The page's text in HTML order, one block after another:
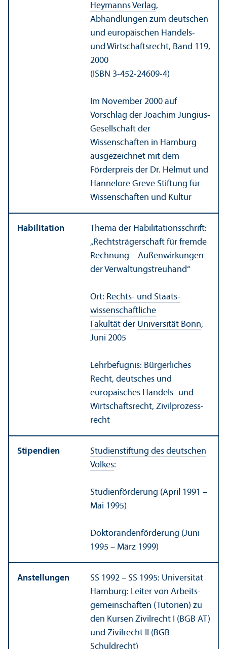
Heymanns Verlag,
Abhandlungen zum deutschen
und europäischen Handels-
und Wirtschafts­recht, Band 119,
2000
(ISBN 3-452-24609-4)
Im November 2000 auf
Vorschlag der Joachim Jungius-
Gesellschaft der
Wissenschaften in Hamburg
ausgezeichnet mit dem
Förderpreis der Dr. Helmut und
Hannelore Greve Stiftung für
Wissenschaften und Kultur
Habilitation
Thema der Habilitations­schrift:
„Rechts­trägerschaft für fremde
Rechnung – Außen­wirkungen
der Verwaltungs­treuhand“
Ort: Rechts- und Staats­
wissenschaft­liche
Fakultät der Universität Bonn,
Juni 2005
Lehr­befugnis: Bürgerliches
Recht, deutsches und
europäisches Handels- und
Wirtschafts­recht, Zivilprozess­
recht
Stipendien
Studien­stiftung des deutschen
Volkes:
Studien­förderung (April 1991 –
Mai 1995)
Doktoranden­förderung (Juni
1995 – März 1999)
Anstellungen
SS 1992 – SS 1995: Universität
Hamburg: Leiter von Arbeits­
gemeinschaften (Tutorien) zu
den Kursen Zivilrecht I (BGB AT)
und Zivilrecht II (BGB
Schuldrecht)